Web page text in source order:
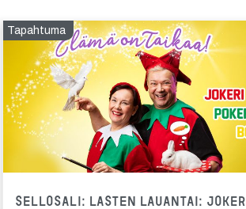
Tapahtuma
Sellosali: Lasten lauantai: Jokeri